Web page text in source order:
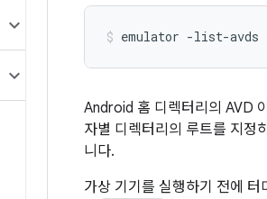
emulator -list-avds
Android 홈 디렉터리의 AVD
자별 디렉터리의 루트를 지정
니다.
가상 기기를 실행하기 전에